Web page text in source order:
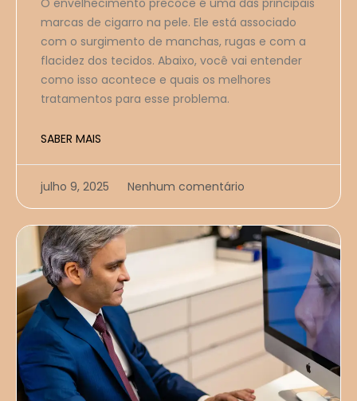
marcas de cigarro na pele. Ele está associado
com o surgimento de manchas, rugas e com a
flacidez dos tecidos. Abaixo, você vai entender
como isso acontece e quais os melhores
tratamentos para esse problema.
SABER MAIS
julho 9, 2025 Nenhum comentário